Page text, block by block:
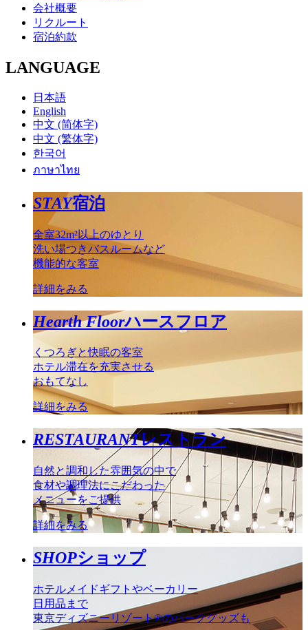
会社概要
リクルート
宿泊約款
LANGUAGE
日本語
English
中文 (简体字)
中文 (繁体字)
한국어
ภาษาไทย
STAY宿泊
全室32m²以上のゆとり
洗い場つきバスルームなど
機能的な客室
詳細をみる
Hearth Floorハースフロア
くつろぎと快眠の客室
ホテル滞在を充実させる
おもてなし
詳細をみる
RESTAURANTレストラン
自然と調和した雰囲気の中で
食材や調理法にこだわった
メニューをご提供
詳細をみる
SHOPショップ
ホテルメイドギフトやベーカリー
日用品まで
東京ディズニーリゾート®のパークグッズも